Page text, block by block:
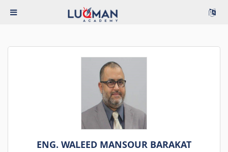
ENG. WALEED MANSOUR BARAKAT